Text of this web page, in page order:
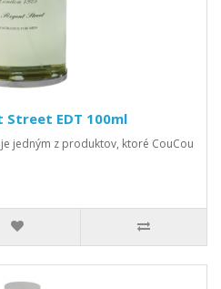
Street EDT 100ml
jedným z produktov, ktoré CouCou